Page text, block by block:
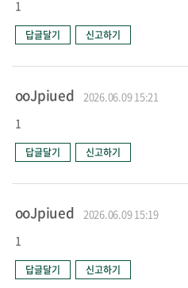
1
답글달기 신고하기
ooJpiued 2026.06.09 15:21
1
답글달기 신고하기
ooJpiued 2026.06.09 15:19
1
답글달기 신고하기